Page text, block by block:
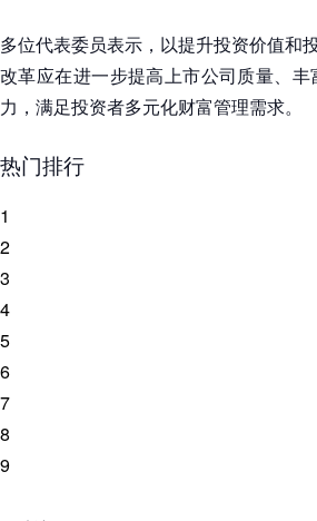
多位代表委员表示，以提升投资价值和
改革应在进一步提高上市公司质量、
力，满足投资者多元化财富管理需求。
热门排行
1
2
3
4
5
6
7
8
9